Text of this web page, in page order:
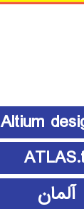
Altium
آلمان